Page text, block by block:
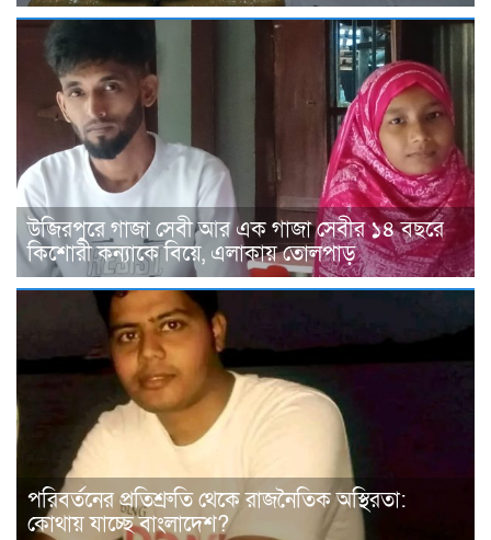
উজিরপুরে গাজা সেবী আর এক গাজা সেবীর ১৪ বছরে
কিশোরী কন্যাকে বিয়ে, এলাকায় তোলপাড়
পরিবর্তনের প্রতিশ্রুতি থেকে রাজনৈতিক অস্থিরতা:
কোথায় যাচ্ছে বাংলাদেশ?